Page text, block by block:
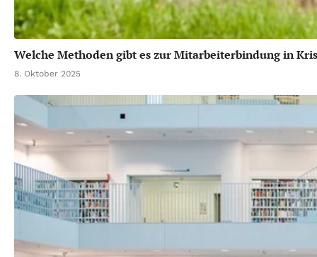
Welche Methoden gibt es zur Mitarbeiterbindung in
8. Oktober 2025